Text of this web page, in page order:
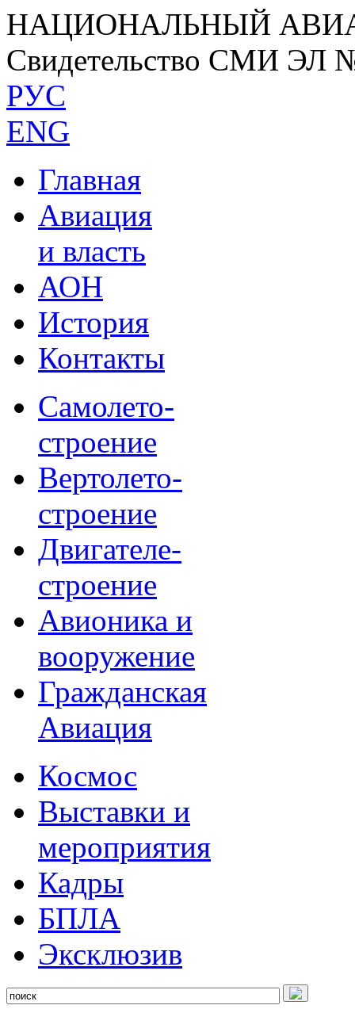
НАЦИОНАЛЬНЫЙ
Свидетельство СМИ ЭЛ
РУС
ENG
Главная
Авиация
и власть
АОН
История
Контакты
Самолето-
строение
Вертолето-
строение
Двигателе-
строение
Авионика и
вооружение
Гражданская
Авиация
Космос
Выставки и
мероприятия
Кадры
БПЛА
Эксклюзив